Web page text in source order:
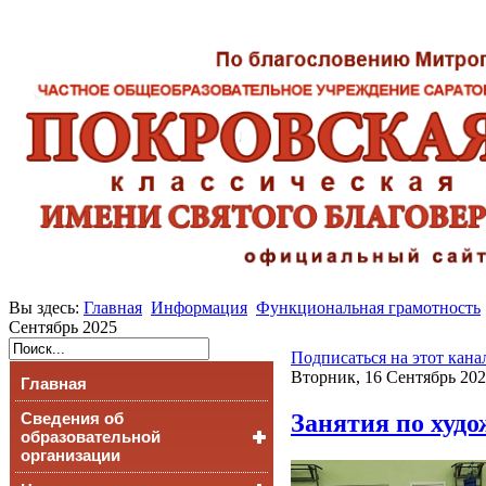
Вы здесь: Главная Информация Функциональная грамотность
Сентябрь 2025
Главная
Сведения об
образовательной
организации
Подписаться на этот
Вторник, 16 Сентябрь
Занятия по